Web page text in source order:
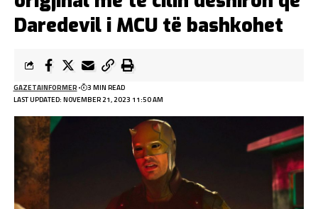
Daredevil i MCU të bashkohet
LAST UPDATED: NOVEMBER 21, 2023 11:50 AM
GAZETAINFORMER 3 MIN READ